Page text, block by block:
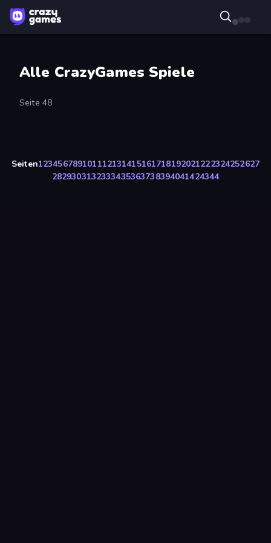
Alle CrazyGames Spiele
Seite 48
Seiten123456789101112131415161718192021222324252627
2829303132333435363738394041424344